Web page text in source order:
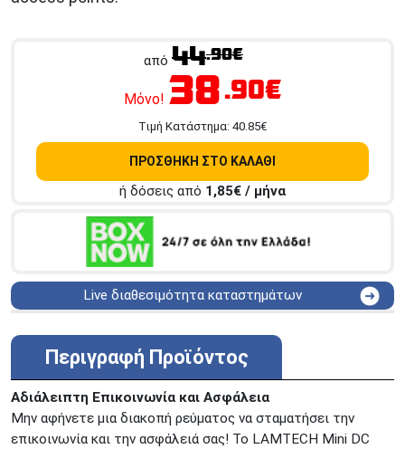
από 44.90€
Μόνο! 38.90€
Tιμή Κατάστημα: 40.85€
ΠΡΟΣΘΗΚΗ ΣΤΟ ΚΑΛΑΘΙ
ή δόσεις από 1,85€ / μήνα
Live διαθεσιμότητα καταστημάτων
ΑΘΗΝΑ
Στουρνάρη 27
ΠΕΡΙΣΤΕΡΙ
ΠΕΙΡΑΙΑΣ
Μαυρομιχάλη 1 και Ακτή
Κονδύλη
ΜΕΤΑΜΟΡΦΩΣΗ
Τατοϊόυ 117
Περιγραφή Προϊόντος
Αδιάλειπτη Επικοινωνία και Ασφάλεια
Μην αφήνετε μια διακοπή ρεύματος να σταματήσει την
επικοινωνία και την ασφάλειά σας! Το LAMTECH Mini DC